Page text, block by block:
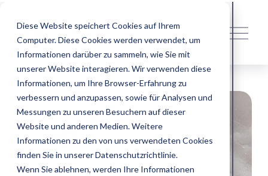
Diese Website speichert Cookies auf Ihrem
Computer. Diese Cookies werden verwendet, um
Informationen darüber zu sammeln, wie Sie mit
unserer Website interagieren. Wir verwenden diese
Informationen, um Ihre Browser-Erfahrung zu
verbessern und anzupassen, sowie für Analysen und
Messungen zu unseren Besuchern auf dieser
Website und anderen Medien. Weitere
Informationen zu den von uns verwendeten Cookies
finden Sie in unserer Datenschutzrichtlinie.
Wenn Sie ablehnen, werden Ihre Informationen
M
e
f
n